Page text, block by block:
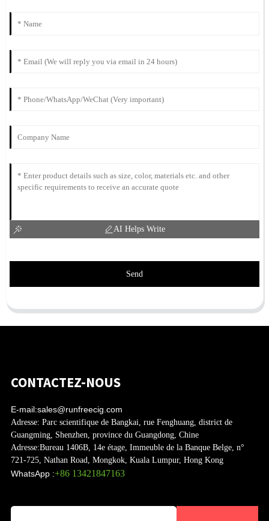
AI Helps Write
Send
CONTACTEZ-NOUS
E-mail:sales@runfreecig.com
Adresse: Parc scientifique de Bangkai, rue Fenghuang, district de
Guangming, Shenzhen, province du Guangdong, Chine
Adresse:Bureau 1406B, 14e étage, Immeuble de la Banque Belge, n°
721-725, Nathan Road, Mongkok, Kuala Lumpur, Hong Kong
WhatsApp :+86 13421847163